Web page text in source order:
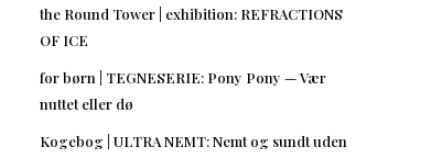
the Round Tower | exhibition: REFRACTIONS
OF ICE
for børn | TEGNESERIE: Pony Pony — Vær
nuttet eller dø
Kogebog | ULTRA NEMT: Nemt og sundt uden